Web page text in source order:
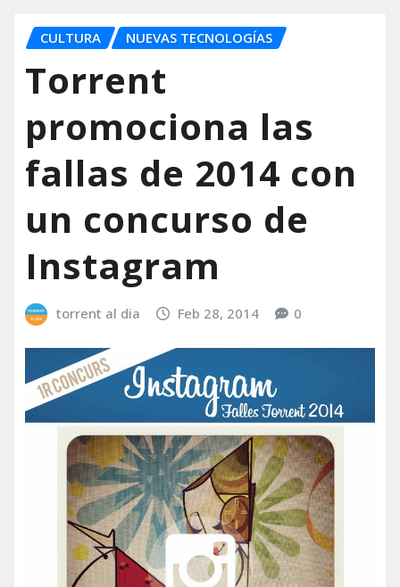
CULTURA NUEVAS TECNOLOGÍAS
Torrent
promociona las
fallas de 2014 con
un concurso de
Instagram
torrent al dia Feb 28, 2014 0